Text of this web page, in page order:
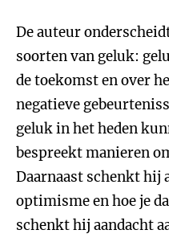
De auteur
soorten van geluk:
de toekomst en over
negatieve
geluk in het heden
bespreekt manieren
Daarnaast schenkt hij
optimisme en hoe je
schenkt hij aandacht